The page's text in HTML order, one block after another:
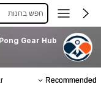
חפש בחנות
Gear Hub
Recommended